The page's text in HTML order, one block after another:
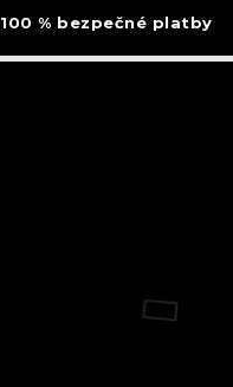
100 % bezpečné platby